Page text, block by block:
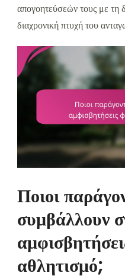
απογοητεύσεών τους με τη
διαχρονική πτυχή του
Ποιοι
συμβάλλουν
αθλητισμό;